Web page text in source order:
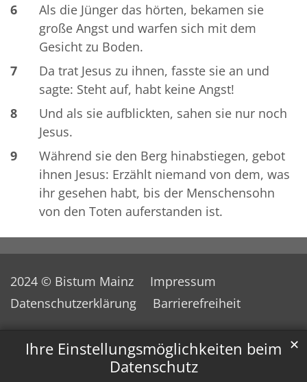
Ihre Einstellungsmöglichkeiten beim
Datenschutz
✕
6
Als die Jünger das hörten, bekamen sie
große Angst und warfen sich mit dem
Gesicht zu Boden.
7
Da trat Jesus zu ihnen, fasste sie an und
sagte: Steht auf, habt keine Angst!
8
Und als sie aufblickten, sahen sie nur noch
Jesus.
9
Während sie den Berg hinabstiegen, gebot
ihnen Jesus: Erzählt niemand von dem, was
ihr gesehen habt, bis der Menschensohn
von den Toten auferstanden ist.
2024 © Bistum Mainz
Impressum
Datenschutzerklärung
Barrierefreiheit